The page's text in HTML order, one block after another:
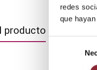
redes
que
producto